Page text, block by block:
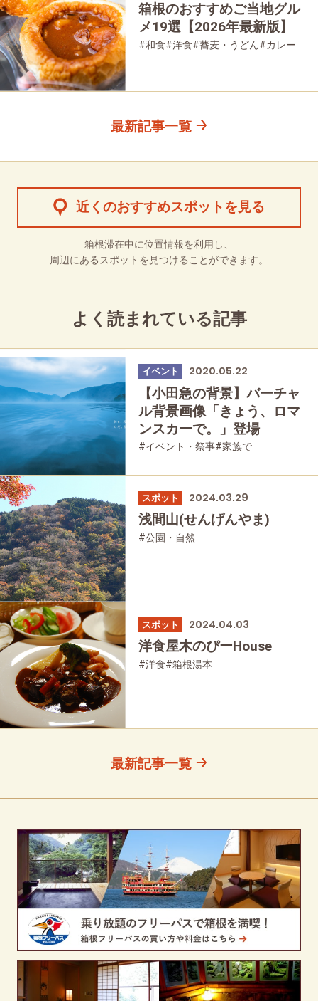
箱根のおすすめご当地グル
メ19選【2026年最新版】
#和食#洋食#蕎麦・うどん#カレー
最新記事一覧
近くのおすすめスポットを見る
箱根滞在中に位置情報を利用し、
周辺にあるスポットを見つけることができます。
よく読まれている記事
イベント 2020.05.22
【小田急の背景】バーチャ
ル背景画像「きょう、ロマ
ンスカーで。」登場
#イベント・祭事#家族で
スポット 2024.03.29
浅間山(せんげんやま)
#公園・自然
スポット 2024.04.03
洋食屋木のぴーHouse
#洋食#箱根湯本
最新記事一覧